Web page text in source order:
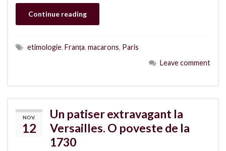
Continue reading
etimologie, Franța, macarons, Paris
Leave comment
NOV.
12
Un patiser extravagant la
Versailles. O poveste de la
1730